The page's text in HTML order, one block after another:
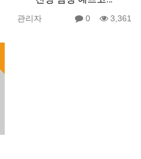
관리자 0 3,361